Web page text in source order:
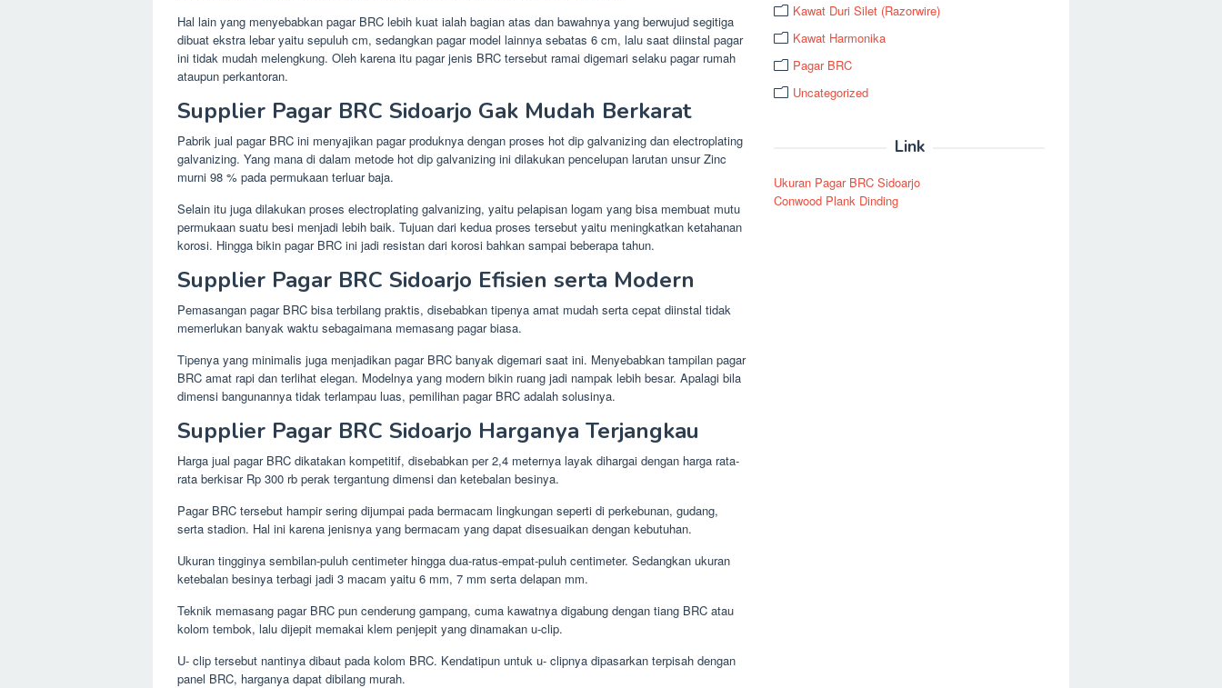
Hal lain yang menyebabkan pagar BRC lebih kuat ialah bagian atas dan bawahnya yang berwujud segitiga
dibuat ekstra lebar yaitu sepuluh cm, sedangkan pagar model lainnya sebatas 6 cm, lalu saat diinstal pagar
ini tidak mudah melengkung. Oleh karena itu pagar jenis BRC tersebut ramai digemari selaku pagar rumah
ataupun perkantoran.
Supplier Pagar BRC Sidoarjo Gak Mudah Berkarat
Pabrik jual pagar BRC ini menyajikan pagar produknya dengan proses hot dip galvanizing dan electroplating
galvanizing. Yang mana di dalam metode hot dip galvanizing ini dilakukan pencelupan larutan unsur Zinc
murni 98 % pada permukaan terluar baja.
Selain itu juga dilakukan proses electroplating galvanizing, yaitu pelapisan logam yang bisa membuat mutu
permukaan suatu besi menjadi lebih baik. Tujuan dari kedua proses tersebut yaitu meningkatkan ketahanan
korosi. Hingga bikin pagar BRC ini jadi resistan dari korosi bahkan sampai beberapa tahun.
Supplier Pagar BRC Sidoarjo Efisien serta Modern
Pemasangan pagar BRC bisa terbilang praktis, disebabkan tipenya amat mudah serta cepat diinstal tidak
memerlukan banyak waktu sebagaimana memasang pagar biasa.
Tipenya yang minimalis juga menjadikan pagar BRC banyak digemari saat ini. Menyebabkan tampilan pagar
BRC amat rapi dan terlihat elegan. Modelnya yang modern bikin ruang jadi nampak lebih besar. Apalagi bila
dimensi bangunannya tidak terlampau luas, pemilihan pagar BRC adalah solusinya.
Supplier Pagar BRC Sidoarjo Harganya Terjangkau
Harga jual pagar BRC dikatakan kompetitif, disebabkan per 2,4 meternya layak dihargai dengan harga rata-
rata berkisar Rp 300 rb perak tergantung dimensi dan ketebalan besinya.
Pagar BRC tersebut hampir sering dijumpai pada bermacam lingkungan seperti di perkebunan, gudang,
serta stadion. Hal ini karena jenisnya yang bermacam yang dapat disesuaikan dengan kebutuhan.
Ukuran tingginya sembilan-puluh centimeter hingga dua-ratus-empat-puluh centimeter. Sedangkan ukuran
ketebalan besinya terbagi jadi 3 macam yaitu 6 mm, 7 mm serta delapan mm.
Teknik memasang pagar BRC pun cenderung gampang, cuma kawatnya digabung dengan tiang BRC atau
kolom tembok, lalu dijepit memakai klem penjepit yang dinamakan u-clip.
U- clip tersebut nantinya dibaut pada kolom BRC. Kendatipun untuk u- clipnya dipasarkan terpisah dengan
panel BRC, harganya dapat dibilang murah.
Kawat Duri Silet (Razorwire)
Kawat Harmonika
Pagar BRC
Uncategorized
Link
Ukuran Pagar BRC Sidoarjo
Conwood Plank Dinding